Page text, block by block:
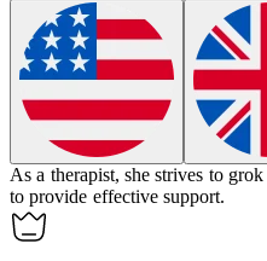
As a therapist, she strives to grok
to provide effective support.